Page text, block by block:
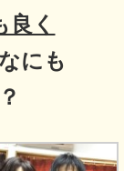
く
にも